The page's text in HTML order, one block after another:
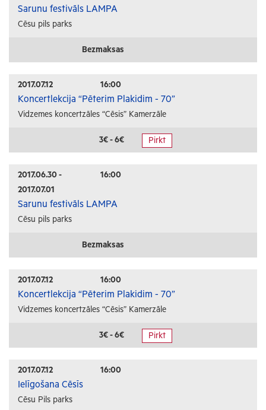
Interešu pasākumi
Ģimenēm ar bērniem
Sarunu festivāls LAMPA
Cēsu pils parks
Bezmaksas
2017.07.12 16:00
Koncertlekcija “Pēterim Plakidim - 70”
Vidzemes koncertzāles “Cēsis” Kamerzāle
3€ - 6€ Pirkt
2017.06.30 -
2017.07.01
16:00
Sarunu festivāls LAMPA
Cēsu pils parks
Bezmaksas
2017.07.12 16:00
Koncertlekcija “Pēterim Plakidim - 70”
Vidzemes koncertzāles “Cēsis” Kamerzāle
3€ - 6€ Pirkt
2017.07.12 16:00
Ielīgošana Cēsīs
Cēsu Pils parks